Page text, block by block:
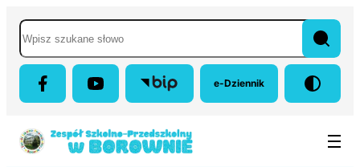
Wyszukaj w serwisie
e-Dziennik(otwiera się w nowej